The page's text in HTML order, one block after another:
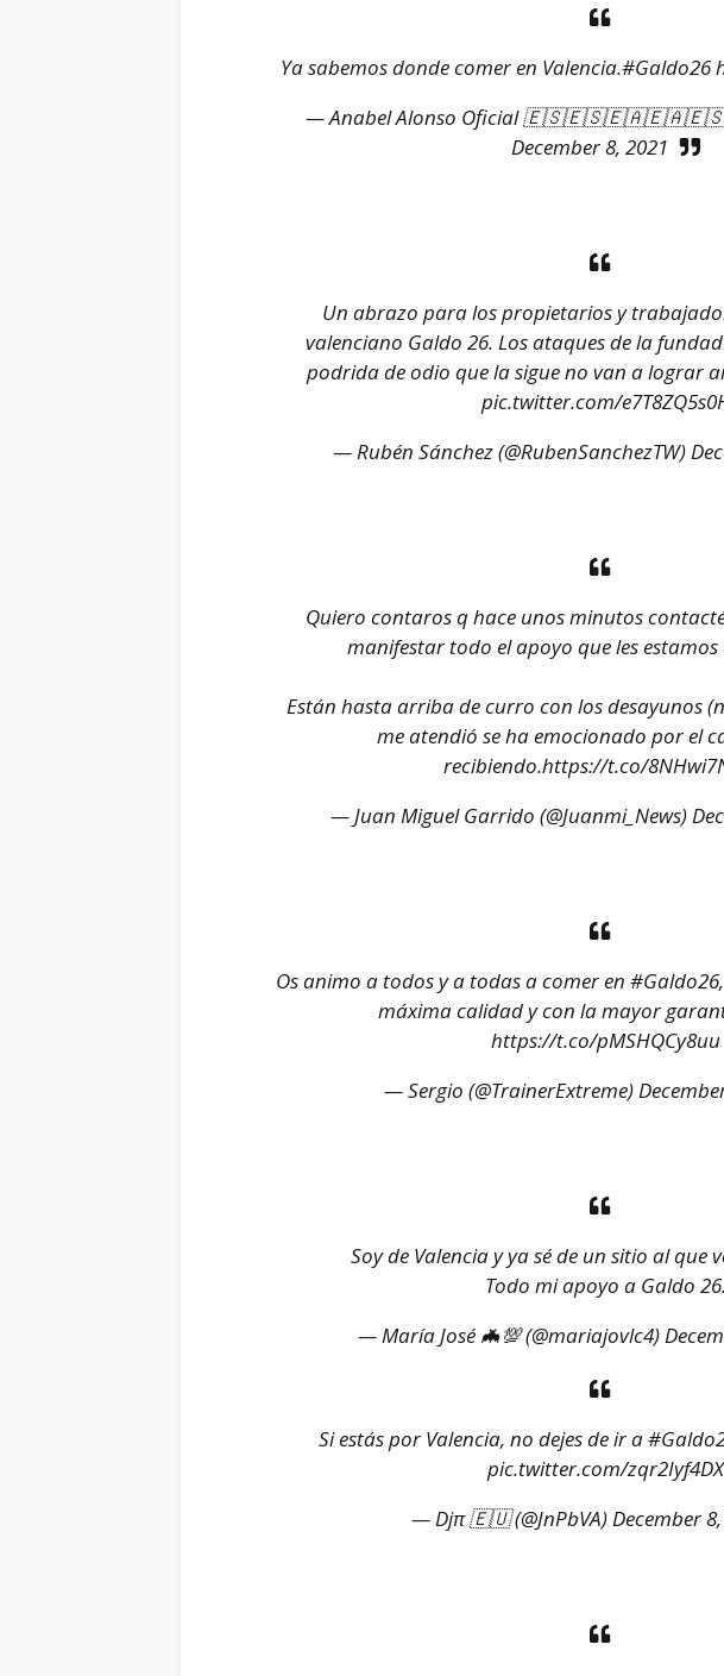
Ya sabemos donde comer en Valencia.#Galdo26
— Anabel Alonso Oficial 🇪🇸🇪🇸🇪🇦🇪🇦🇪🇸
December 8, 2021
Un abrazo para los propietarios y
valenciano Galdo 26. Los ataques de la
podrida de odio que la sigue no van a lograr
pic.twitter.com/
— Rubén Sánchez (@RubenSanchezTW)
Quiero contaros q hace unos minutos
manifestar todo el apoyo que les estamos
Están hasta arriba de curro con los desayunos
me atendió se ha emocionado por el
recibiendo.https://t.co/
— Juan Miguel Garrido (@Juanmi_News)
Os animo a todos y a todas a comer en #Galdo26
máxima calidad y con la mayor
https://t.co/pMSHQCy8uu
— Sergio (@TrainerExtreme)
Soy de Valencia y ya sé de un sitio al que
Todo mi apoyo a Galdo 26.
— María José 🦇💯 (@mariajovlc4)
Si estás por Valencia, no dejes de ir a
pic.twitter.com/zqr2Iyf4DX
— Djπ 🇪🇺 (@JnPbVA)December